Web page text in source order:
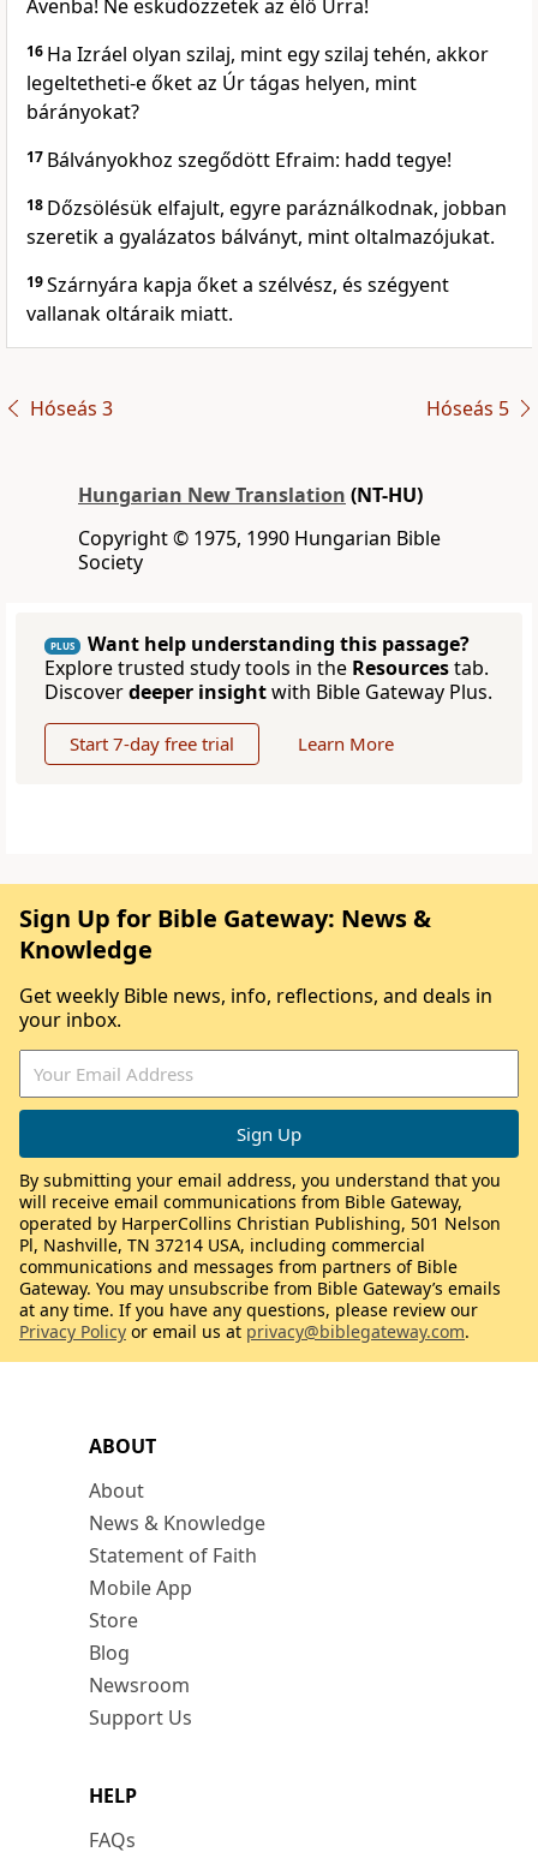
Ávenba! Ne esküdözzetek az élő Úrra!
16 Ha Izráel olyan szilaj, mint egy szilaj tehén, akkor
legeltetheti-e őket az Úr tágas helyen, mint
bárányokat?
17 Bálványokhoz szegődött Efraim: hadd tegye!
18 Dőzsölésük elfajult, egyre paráználkodnak, jobban
szeretik a gyalázatos bálványt, mint oltalmazójukat.
19Szárnyára kapja őket a szélvész, és szégyent
vallanak oltáraik miatt.
Hóseás 3 Hóseás 5
Hungarian New Translation (NT-HU)
Copyright © 1975, 1990 Hungarian Bible
Society
PLUS
Want help understanding this passage?
Explore trusted study tools in the Resourcestab.
Discoverdeeper insightwith Bible Gateway Plus.
Start 7-day free trial Learn More
ABOUT
About
News & Knowledge
Statement of Faith
Mobile App
Store
Blog
Newsroom
Support Us
HELP
FAQs
Sign Up for Bible Gateway: News &
Knowledge
Get weekly Bible news, info, reflections, and deals in
your inbox.
By submitting your email address, you understand that you
will receive email communications from Bible Gateway,
operated by HarperCollins Christian Publishing, 501 Nelson
Pl, Nashville, TN 37214 USA, including commercial
communications and messages from partners of Bible
Gateway. You may unsubscribe from Bible Gateway’s emails
at any time. If you have any questions, please review our
Privacy Policy or email us at privacy@biblegateway.com.